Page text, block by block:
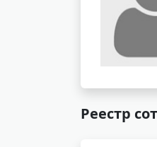
Реестр